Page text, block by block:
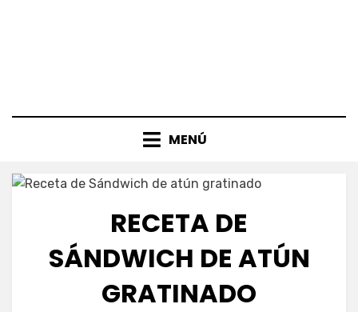
MENÚ
RECETA DE
SÁNDWICH DE ATÚN
GRATINADO